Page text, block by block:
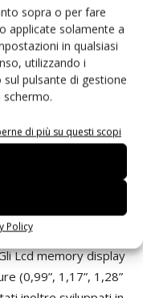
sopra o per fare
applicate solamente a
in qualsiasi
utilizzando i
pulsante di gestione
di più su questi scopi
Policy
facile la lettura
è entusiasta
requisiti. È della
luce solare e il suo
ci hanno
del processo
singola fase del
posizionarla al
ed infine bere l'acqua.
sia facile da
diverse,
Lcd memory display
(0,99”, 1,17”, 1,28”